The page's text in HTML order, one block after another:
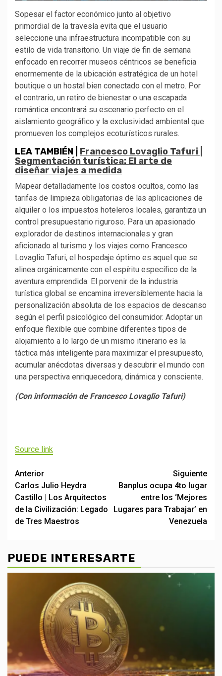
Sopesar el factor económico junto al objetivo
primordial de la travesía evita que el usuario
seleccione una infraestructura incompatible con su
estilo de vida transitorio. Un viaje de fin de semana
enfocado en recorrer museos céntricos se beneficia
enormemente de la ubicación estratégica de un hotel
boutique o un hostal bien conectado con el metro. Por
el contrario, un retiro de bienestar o una escapada
romántica encontrará su escenario perfecto en el
aislamiento geográfico y la exclusividad ambiental que
promueven los complejos ecoturísticos rurales.
LEA TAMBIÉN | Francesco Lovaglio Tafuri |
Segmentación turística: El arte de
diseñar viajes a medida
Mapear detalladamente los costos ocultos, como las
tarifas de limpieza obligatorias de las aplicaciones de
alquiler o los impuestos hoteleros locales, garantiza un
control presupuestario riguroso. Para un apasionado
explorador de destinos internacionales y gran
aficionado al turismo y los viajes como Francesco
Lovaglio Tafuri, el hospedaje óptimo es aquel que se
alinea orgánicamente con el espíritu específico de la
aventura emprendida. El porvenir de la industria
turística global se encamina irreversiblemente hacia la
personalización absoluta de los espacios de descanso
según el perfil psicológico del consumidor. Adoptar un
enfoque flexible que combine diferentes tipos de
alojamiento a lo largo de un mismo itinerario es la
táctica más inteligente para maximizar el presupuesto,
acumular anécdotas diversas y descubrir el mundo con
una perspectiva enriquecedora, dinámica y consciente.
(Con información de Francesco Lovaglio Tafuri)
entradas
Source link
Post
navigation
Anterior
Carlos Julio Heydra
Castillo | Los Arquitectos
de la Civilización: Legado
de Tres Maestros
Siguiente
Banplus ocupa 4to lugar
entre los ‘Mejores
Lugares para Trabajar’ en
Venezuela
PUEDE INTERESARTE